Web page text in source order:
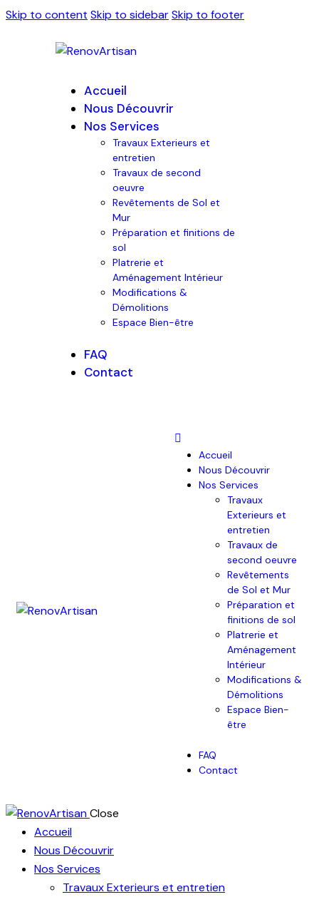
Skip to content Skip to sidebarSkip to footer
Accueil
Nous Découvrir
Nos Services
Travaux Exterieurs et
entretien
Travaux de second
oeuvre
Revêtements de Sol et
Mur
Préparation et finitions de
sol
Platrerie et
Aménagement Intérieur
Modifications &
Démolitions
Espace Bien-être
FAQ
Contact
Accueil
Nous Découvrir
Nos Services
Travaux
Exterieurs et
entretien
Travaux de
second oeuvre
Revêtements
de Sol et Mur
Préparation et
finitions de sol
Platrerie et
Aménagement
Intérieur
Modifications &
Démolitions
Espace Bien-
être
FAQ
Contact
Close
Accueil
Nous Découvrir
Nos Services
Travaux Exterieurs et entretien